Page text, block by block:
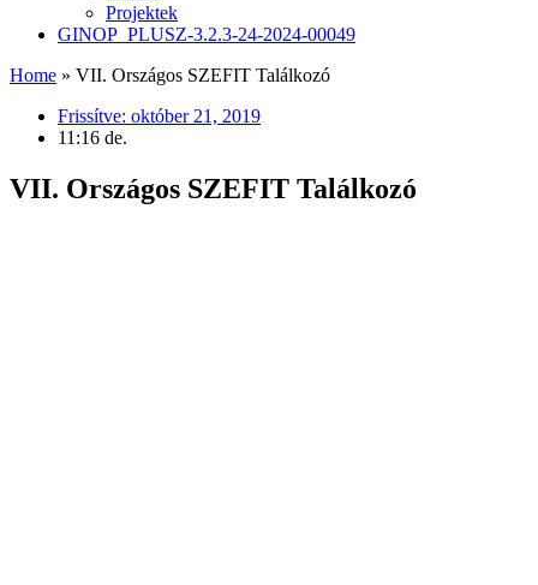
Projektek
GINOP_PLUSZ-3.2.3-24-2024-00049
Home » VII. Országos SZEFIT Találkozó
Frissítve: október 21, 2019
11:16 de.
VII. Országos SZEFIT Találkozó